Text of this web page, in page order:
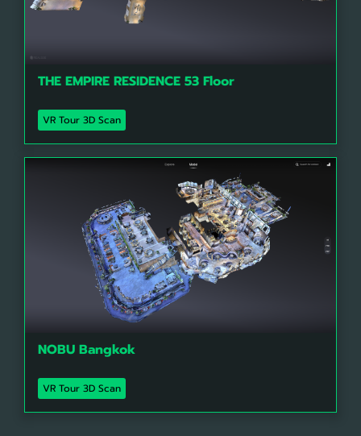
THE EMPIRE RESIDENCE 53 Floor
VR Tour 3D Scan
NOBU Bangkok
VR Tour 3D Scan